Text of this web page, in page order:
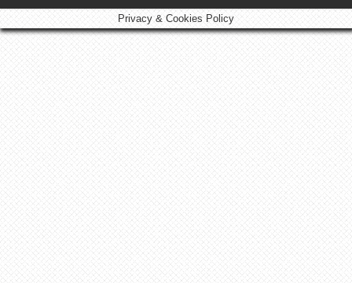
Privacy & Cookies Policy